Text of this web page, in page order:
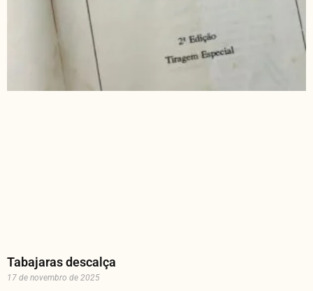
Tabajaras descalça
17 de novembro de 2025